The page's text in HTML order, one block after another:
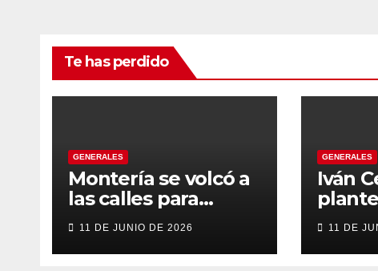
Te has perdido
GENERALES
Montería se volcó a
las calles para
recibir a Abelardo
De la Espriella
11 DE JUNIO DE 2026
GENERALES
Iván
11 DE